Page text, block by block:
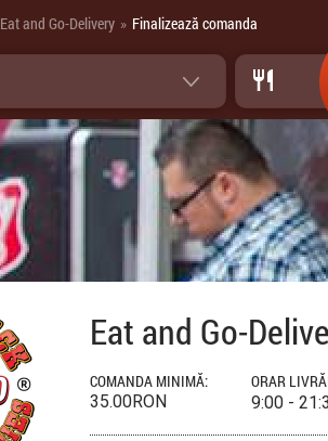
Eat and Go-Delivery » Finalizează comanda
Eat and Go-
COMANDA MINIMĂ:
35.00RON
ORAR
9:00 -